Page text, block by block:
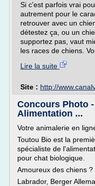
Si c'est parfois vrai
autrement pour le
retrouver avec un
détestez ça, ou un
supportez pas, vaut
les races de chiens.
Lire la suite
Site : http://
Concours Photo
Alimentation ...
Votre animalerie en
Toutou Bio est la
spécialiste de
pour chat biologique.
Amoureux des chiens ?
Labrador, Berger